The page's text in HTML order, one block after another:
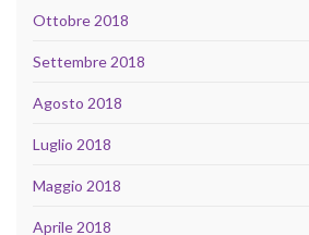
Ottobre 2018
Settembre 2018
Agosto 2018
Luglio 2018
Maggio 2018
Aprile 2018